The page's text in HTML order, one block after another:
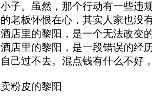
小子。虽然，那个行动有一些违
的老板怀恨在心，其实人家也没
酒店里的黎阳，是一个无法改变
酒店里的黎阳，是一段错误的经
自己过不去。混点钱有什么不好
卖粉皮的黎阳